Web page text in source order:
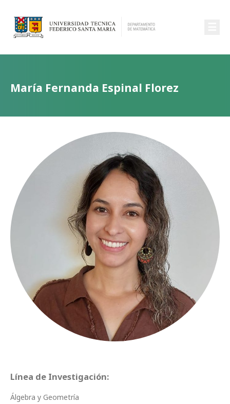
María Fernanda Espinal Florez
Línea de Investigación:
Álgebra y Geometría